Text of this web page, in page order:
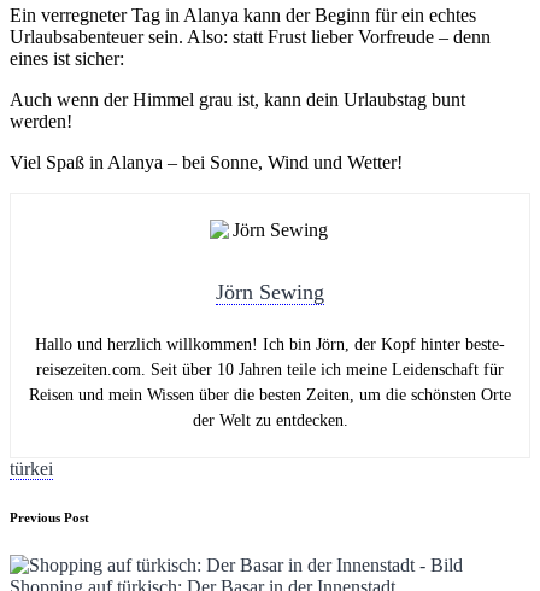
Ein verregneter Tag in Alanya kann der Beginn für ein echtes
Urlaubsabenteuer sein. Also: statt Frust lieber Vorfreude – denn
eines ist sicher:
Auch wenn der Himmel grau ist, kann dein Urlaubstag bunt
werden!
Viel Spaß in Alanya – bei Sonne, Wind und Wetter!
Jörn Sewing
Hallo und herzlich willkommen! Ich bin Jörn, der Kopf hinter beste-
reisezeiten.com. Seit über 10 Jahren teile ich meine Leidenschaft für
Reisen und mein Wissen über die besten Zeiten, um die schönsten Orte
der Welt zu entdecken.
Tags:
türkei
Post
navigation
Previous Post